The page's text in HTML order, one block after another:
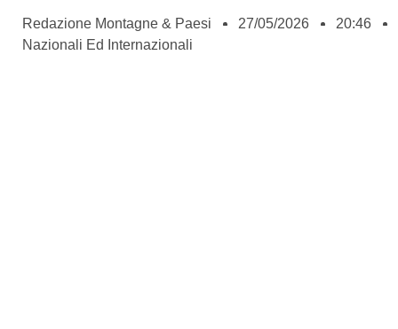
Redazione Montagne & Paesi 27/05/2026
20:46
Nazionali Ed Internazionali